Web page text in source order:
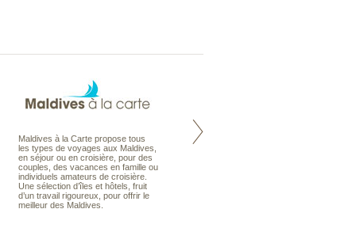
Maldives à la Carte propose tous
les types de voyages aux Maldives,
en séjour ou en croisière, pour des
couples, des vacances en famille ou
individuels amateurs de croisière.
Une sélection d’îles et hôtels, fruit
d’un travail rigoureux, pour offrir le
meilleur des Maldives.
Notre site Odyssee est un portail